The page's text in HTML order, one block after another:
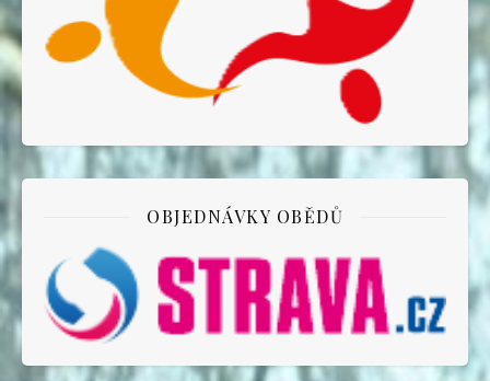
OBJEDNÁVKY OBĚDŮ